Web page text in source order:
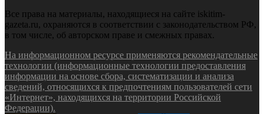
Все права на материалы, находящиеся на сайте iskitim-
gazeta.ru, охраняются в соответствии с законодательством РФ,
в том числе, об авторском праве и смежных правах.
На информационном ресурсе применяются рекомендательные
технологии (информационные технологии предоставления
информации на основе сбора, систематизации и анализа
сведений, относящихся к предпочтениям пользователей сети
«Интернет», находящихся на территории Российской
Федерации).